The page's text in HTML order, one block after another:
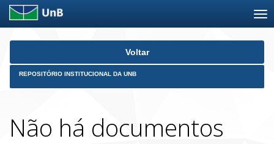
Skip
Voltar
REPOSITÓRIO INSTITUCIONAL DA UNB
Não há documentos